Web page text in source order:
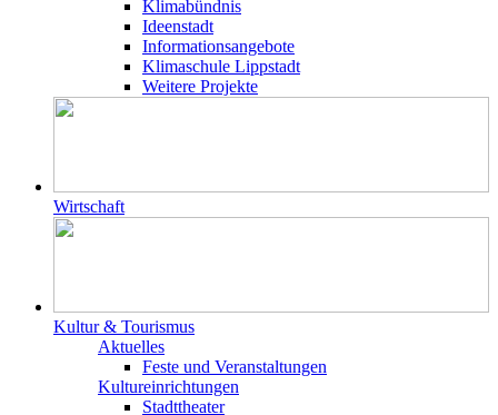
Klimabündnis
Ideenstadt
Informationsangebote
Klimaschule Lippstadt
Weitere Projekte
Wirtschaft
Kultur & Tourismus
Aktuelles
Feste und Veranstaltungen
Kultureinrichtungen
Stadttheater